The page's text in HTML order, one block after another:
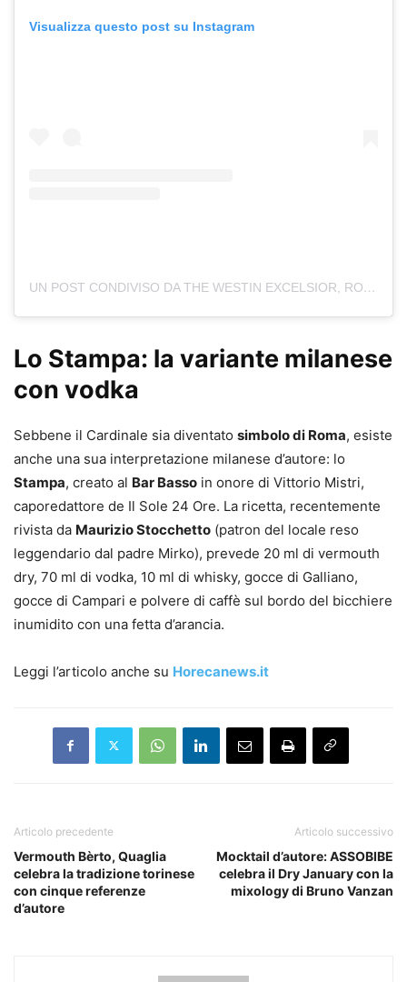
Visualizza questo post su Instagram
UN POST CONDIVISO DA THE WESTIN EXCELSIOR, ROME (@WESTINEXCELSIORROME)
Lo Stampa: la variante milanese
con vodka
Sebbene il Cardinale sia diventato simbolo di Roma, esiste
anche una sua interpretazione milanese d’autore: lo
Stampa, creato al Bar Basso in onore di Vittorio Mistri,
caporedattore de Il Sole 24 Ore. La ricetta, recentemente
rivista da Maurizio Stocchetto (patron del locale reso
leggendario dal padre Mirko), prevede 20 ml di vermouth
dry, 70 ml di vodka, 10 ml di whisky, gocce di Galliano,
gocce di Campari e polvere di caffè sul bordo del bicchiere
inumidito con una fetta d’arancia.
Leggi l’articolo anche su Horecanews.it
Articolo precedente
Vermouth Bèrto, Quaglia
celebra la tradizione torinese
con cinque referenze
d’autore
Articolo successivo
Mocktail d’autore: ASSOBIBE
celebra il Dry January con la
mixology di Bruno Vanzan